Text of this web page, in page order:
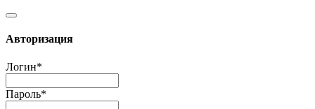
Авторизация
Логин*
Пароль*